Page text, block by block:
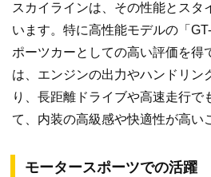
スカイラインは、その性能とスタ
います。特に高性能モデルの「
ポーツカーとしての高い評価を得
は、エンジンの出力やハンドリン
り、長距離ドライブや高速走行で
て、内装の高級感や快適性が高い
モータースポーツでの活躍